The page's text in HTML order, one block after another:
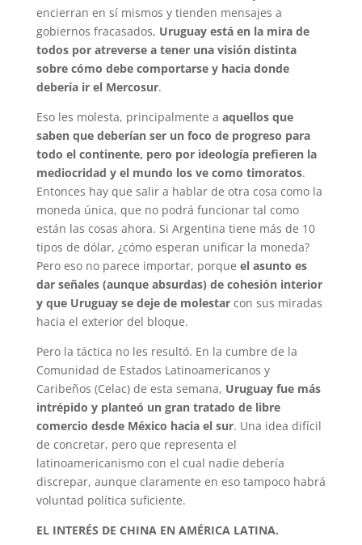
encierran en sí mismos y tienden mensajes a
gobiernos fracasados, Uruguay está en la mira de
todos por atreverse a tener una visión distinta
sobre cómo debe comportarse y hacia donde
debería ir el Mercosur.
Eso les molesta, principalmente a aquellos que
saben que deberían ser un foco de progreso para
todo el continente, pero por ideología prefieren la
mediocridad y el mundo los ve como timoratos.
Entonces hay que salir a hablar de otra cosa como la
moneda única, que no podrá funcionar tal como
están las cosas ahora. Si Argentina tiene más de 10
tipos de dólar, ¿cómo esperan unificar la moneda?
Pero eso no parece importar, porque el asunto es
dar señales (aunque absurdas) de cohesión interior
y que Uruguay se deje de molestarcon sus miradas
hacia el exterior del bloque.
Pero la táctica no les resultó. En la cumbre de la
Comunidad de Estados Latinoamericanos y
Caribeños (Celac) de esta semana, Uruguay fue más
intrépido y planteó un gran tratado de libre
comercio desde México hacia el sur. Una idea difícil
de concretar, pero que representa el
latinoamericanismo con el cual nadie debería
discrepar, aunque claramente en eso tampoco habrá
voluntad política suficiente.
EL INTERÉS DE CHINA EN AMÉRICA LATINA.